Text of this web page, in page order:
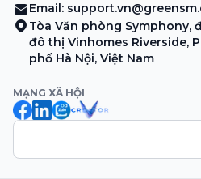
Email:
Tòa Văn phòng Symphony,
đô thị Vinhomes Riverside,
phố Hà Nội, Việt Nam
MẠNG XÃ HỘI